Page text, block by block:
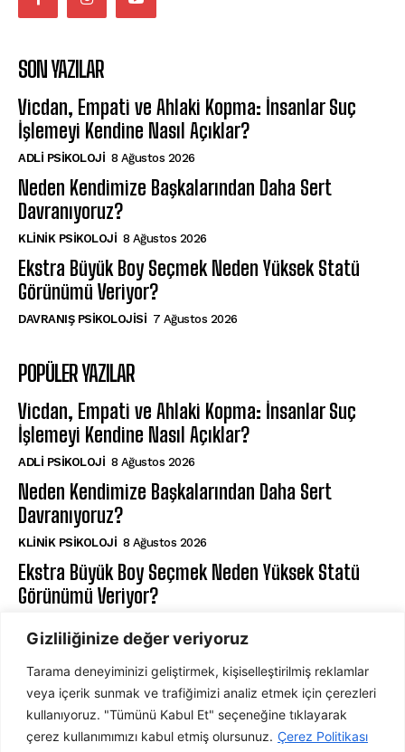
Gizliliğinize değer veriyoruz
Tarama deneyiminizi geliştirmek, kişiselleştirilmiş reklamlar
veya içerik sunmak ve trafiğimizi analiz etmek için çerezleri
kullanıyoruz. "Tümünü Kabul Et" seçeneğine tıklayarak
çerez kullanımımızı kabul etmiş olursunuz. Çerez Politikası
SON YAZILAR
Vicdan, Empati ve Ahlaki Kopma: İnsanlar Suç
İşlemeyi Kendine Nasıl Açıklar?
ADLI PSIKOLOJI 8 Ağustos 2026
Neden Kendimize Başkalarından Daha Sert
Davranıyoruz?
KLINIK PSIKOLOJI 8 Ağustos 2026
Ekstra Büyük Boy Seçmek Neden Yüksek Statü
Görünümü Veriyor?
DAVRANIŞ PSIKOLOJISI 7 Ağustos 2026
POPÜLER YAZILAR
Vicdan, Empati ve Ahlaki Kopma: İnsanlar Suç
İşlemeyi Kendine Nasıl Açıklar?
ADLI PSIKOLOJI 8 Ağustos 2026
Neden Kendimize Başkalarından Daha Sert
Davranıyoruz?
KLINIK PSIKOLOJI 8 Ağustos 2026
Ekstra Büyük Boy Seçmek Neden Yüksek Statü
Görünümü Veriyor?
ABONE OL